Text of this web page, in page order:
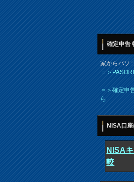
確定申告
家からパソ
＝＞
＝＞確定申
ら
NISA口
NISA
較